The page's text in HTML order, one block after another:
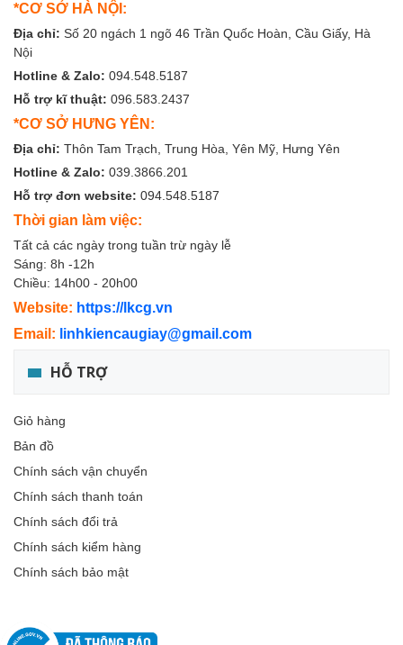
*CƠ SỞ HÀ NỘI:
Địa chỉ: Số 20 ngách 1 ngõ 46 Trần Quốc Hoàn, Cầu Giấy, Hà
Nội
Hotline & Zalo: 094.548.5187
Hỗ trợ kĩ thuật: 096.583.2437
*CƠ SỞ HƯNG YÊN:
Địa chỉ: Thôn Tam Trạch, Trung Hòa, Yên Mỹ, Hưng Yên
Hotline & Zalo: 039.3866.201
Hỗ trợ đơn website: 094.548.5187
Thời gian làm việc:
Tất cả các ngày trong tuần trừ ngày lễ
Sáng: 8h -12h
Chiều: 14h00 - 20h00
Website: https://lkcg.vn
Email: linhkiencaugiay@gmail.com
HỖ TRỢ
Giỏ hàng
Bản đồ
Chính sách vận chuyển
Chính sách thanh toán
Chính sách đổi trả
Chính sách kiểm hàng
Chính sách bảo mật